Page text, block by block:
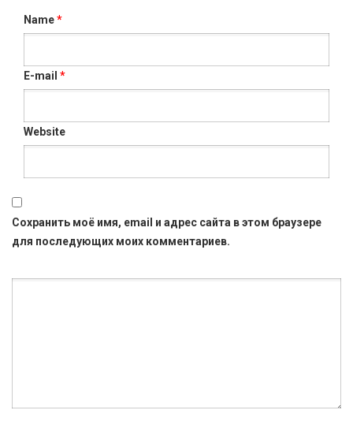
Name*
E-mail *
Website
Сохранить моё имя, email и адрес сайта в этом браузере
для последующих моих комментариев.